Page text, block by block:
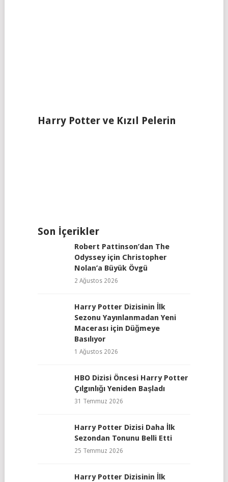
Harry Potter ve Kızıl Pelerin
Son İçerikler
Robert Pattinson’dan The
Odyssey için Christopher
Nolan’a Büyük Övgü
2 Ağustos 2026
Harry Potter Dizisinin İlk
Sezonu Yayınlanmadan Yeni
Macerası için Düğmeye
Basılıyor
1 Ağustos 2026
HBO Dizisi Öncesi Harry Potter
Çılgınlığı Yeniden Başladı
31 Temmuz 2026
Harry Potter Dizisi Daha İlk
Sezondan Tonunu Belli Etti
25 Temmuz 2026
Harry Potter Dizisinin İlk